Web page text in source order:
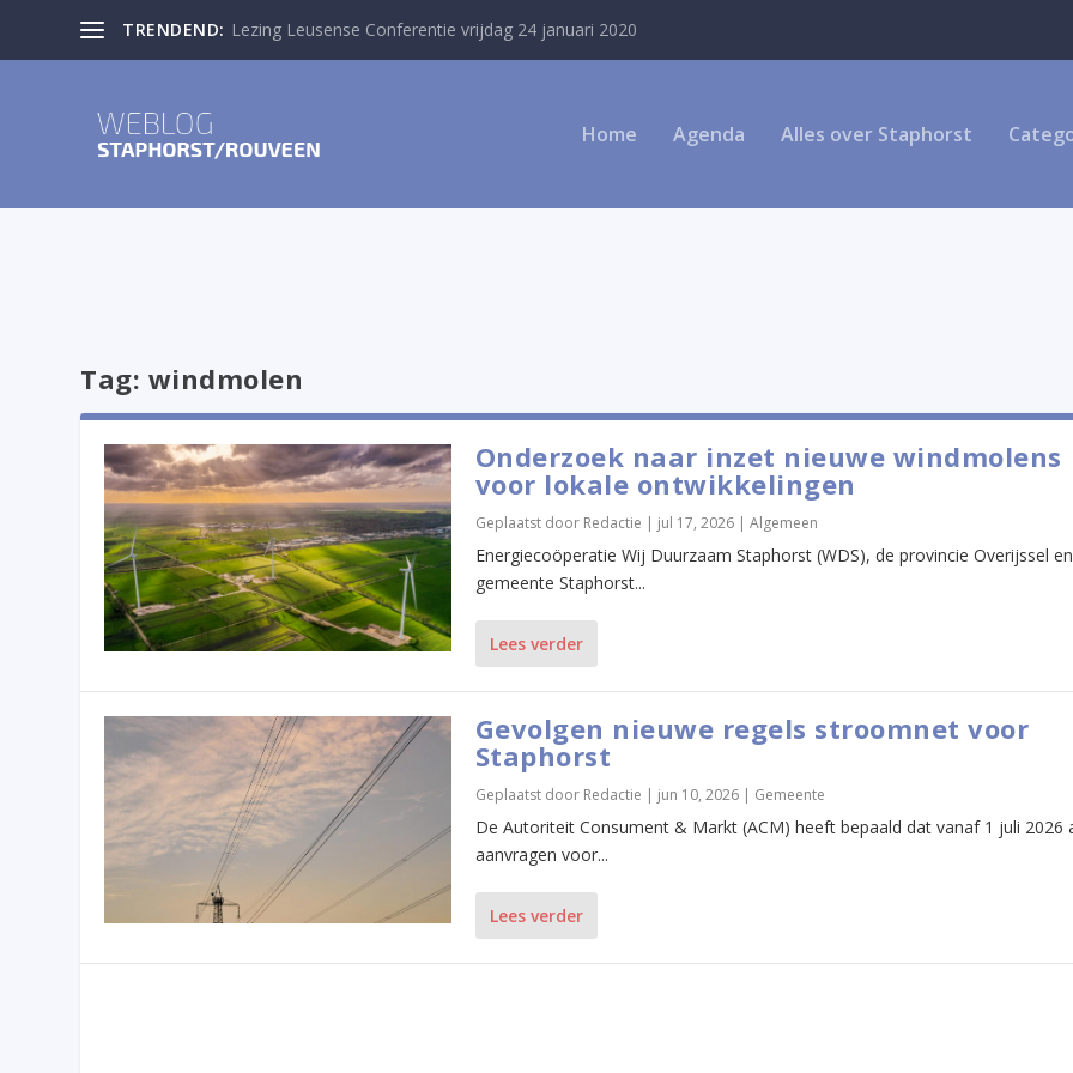
TRENDEND: Lezing Leusense Conferentie vrijdag 24 januari 2020
Home Agenda Alles over Staphorst
Tag: windmolen
Onderzoek naar inzet nieuwe windmolens
voor lokale ontwikkelingen
Geplaatst door Redactie | jul 17, 2026| Algemeen
Energiecoöperatie Wij Duurzaam Staphorst (WDS), de provincie Overijssel
gemeente Staphorst...
Lees verder
Gevolgen nieuwe regels stroomnet voor
Staphorst
Geplaatst door Redactie | jun 10, 2026| Gemeente
De Autoriteit Consument & Markt (ACM) heeft bepaald dat vanaf 1 juli 2026
aanvragen voor...
Lees verder